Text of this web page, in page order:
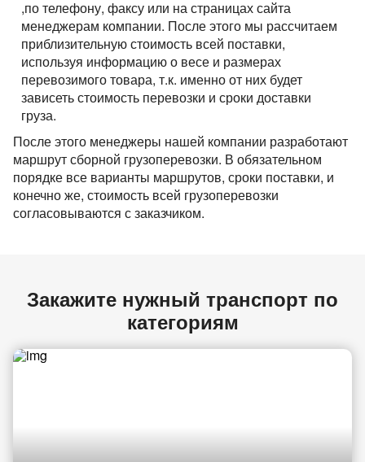
,по телефону, факсу или на страницах сайта
менеджерам компании. После этого мы рассчитаем
приблизительную стоимость всей поставки,
используя информацию о весе и размерах
перевозимого товара, т.к. именно от них будет
зависеть стоимость перевозки и сроки доставки
груза.
После этого менеджеры нашей компании разработают
маршрут сборной грузоперевозки. В обязательном
порядке все варианты маршрутов, сроки поставки, и
конечно же, стоимость всей грузоперевозки
согласовываются с заказчиком.
Закажите нужный транспорт по
категориям